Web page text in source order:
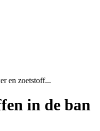
en zoetstoff...
in de ban